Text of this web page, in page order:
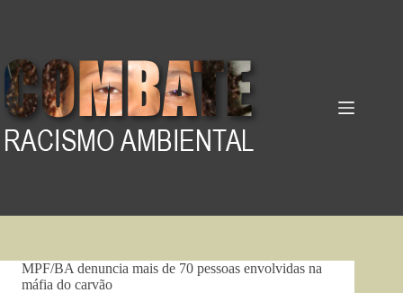
MPF/BA denuncia mais de 70 pessoas envolvidas na
máfia do carvão